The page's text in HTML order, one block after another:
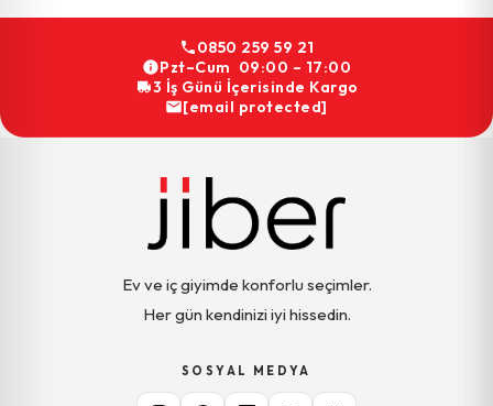
0850 259 59 21
Pzt–Cum 09:00 – 17:00
3 İş Günü İçerisinde Kargo
[email protected]
Ev ve iç giyimde konforlu seçimler.
Her gün kendinizi iyi hissedin.
SOSYAL MEDYA